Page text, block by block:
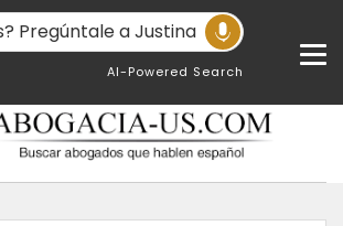
AI-Powered Search